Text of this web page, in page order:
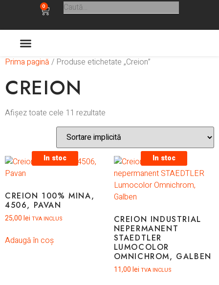
0
Prima pagină / Produse etichetate „Creion”
CREION
Afișez toate cele 11 rezultate
In stoc
CREION 100% MINA,
4506, PAVAN
25,00 lei TVA INCLUS
Adaugă în coș
In stoc
CREION INDUSTRIAL
NEPERMANENT
STAEDTLER
LUMOCOLOR
OMNICHROM, GALBEN
11,00 lei TVA INCLUS